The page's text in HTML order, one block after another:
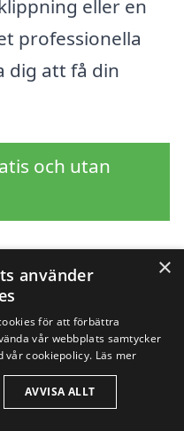
eller en
professionella
dig att få din
och utan
för
i andra
×
använder
för att förbättra
vår webbplats samtycker
vår cookiepolicy. Läs mer
AVVISA ALLT